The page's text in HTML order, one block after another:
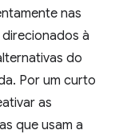
nas
à
do
Por um curto
as
que usam a